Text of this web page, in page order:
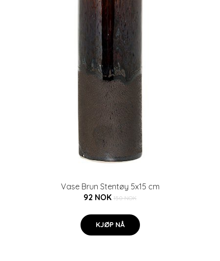
Vase Brun Stentøy 5x15 cm
92 NOK 150 NOK
KJØP NÅ